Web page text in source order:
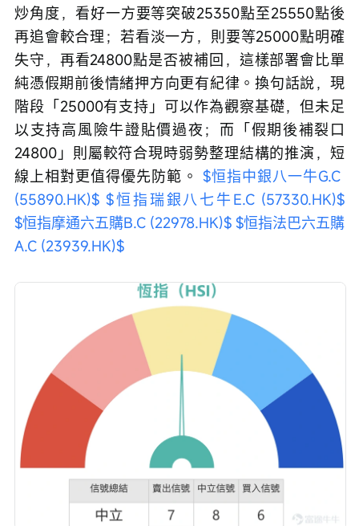
炒角度，看好一方要等突破25350點至25550點後
再追會較合理；若看淡一方，則要等25000點明確
失守，再看24800點是否被補回，這樣部署會比單
純憑假期前後情緒押方向更有紀律。換句話說，現
階段「25000有支持」可以作為觀察基礎，但未足
以支持高風險牛證貼價過夜；而「假期後補裂口
24800」則屬較符合現時弱勢整理結構的推演，短
線上相對更值得優先防範。 $恒指中銀八一牛G.C
(55890.HK)$ $恒指瑞銀八七牛E.C (57330.HK)$
$恒指摩通六五購B.C (22978.HK)$ $恒指法巴六五購
A.C (23939.HK)$